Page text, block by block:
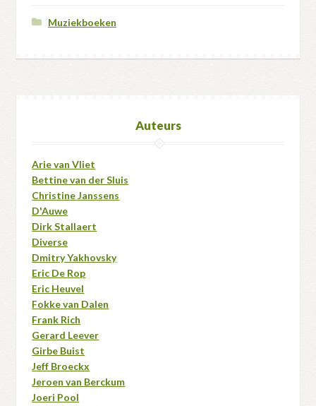
Muziekboeken
Auteurs
Arie van Vliet
Bettine van der Sluis
Christine Janssens
D'Auwe
Dirk Stallaert
Diverse
Dmitry Yakhovsky
Eric De Rop
Eric Heuvel
Fokke van Dalen
Frank Rich
Gerard Leever
Girbe Buist
Jeff Broeckx
Jeroen van Berckum
Joeri Pool